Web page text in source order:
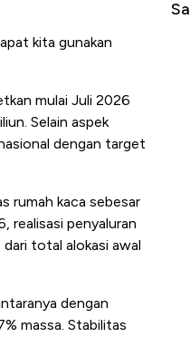
kita gunakan
mulai Juli 2026
Selain aspek
dengan target
rumah kaca sebesar
realisasi penyaluran
total alokasi awal
dengan
massa. Stabilitas